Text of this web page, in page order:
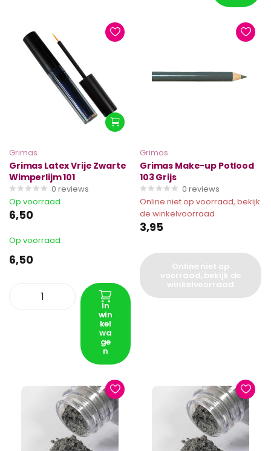
Grimas
Grimas Latex Vrije Zwarte
Wimperlijm 101
0 reviews
Op voorraad
6,50
Op voorraad
6,50
In
win
kel
wa
ge
n
Grimas
Grimas Make-up Potlood
103 Grijs
0 reviews
Online niet op voorraad, bekijk
de winkelvoorraad
3,95
Online niet op
voorraad, bekijk de
winkelvoorraad